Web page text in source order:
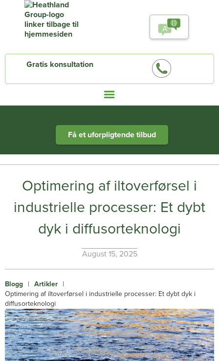
Gratis konsultation
Få et uforpligtende tilbud
Optimering af iltoverførsel i
industrielle processer: Et dybt
dyk i diffusorteknologi
August 15, 2025
Blogg | Artikler |
Optimering af iltoverførsel i industrielle processer: Et dybt dyk i
diffusorteknologi